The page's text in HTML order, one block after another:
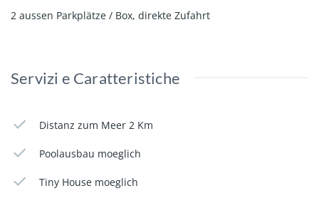
2 aussen Parkplätze / Box, direkte Zufahrt
Servizi e Caratteristiche
Distanz zum Meer 2 Km
Poolausbau moeglich
Tiny House moeglich